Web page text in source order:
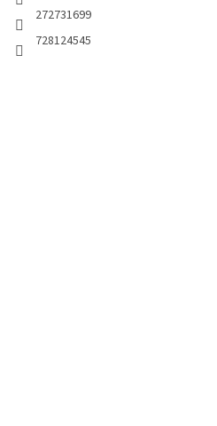
272731699
728124545